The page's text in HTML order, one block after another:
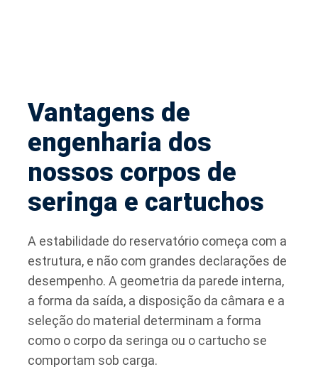
Vantagens de
engenharia dos
nossos corpos de
seringa e cartuchos
A estabilidade do reservatório começa com a
estrutura, e não com grandes declarações de
desempenho. A geometria da parede interna,
a forma da saída, a disposição da câmara e a
seleção do material determinam a forma
como o corpo da seringa ou o cartucho se
comportam sob carga.